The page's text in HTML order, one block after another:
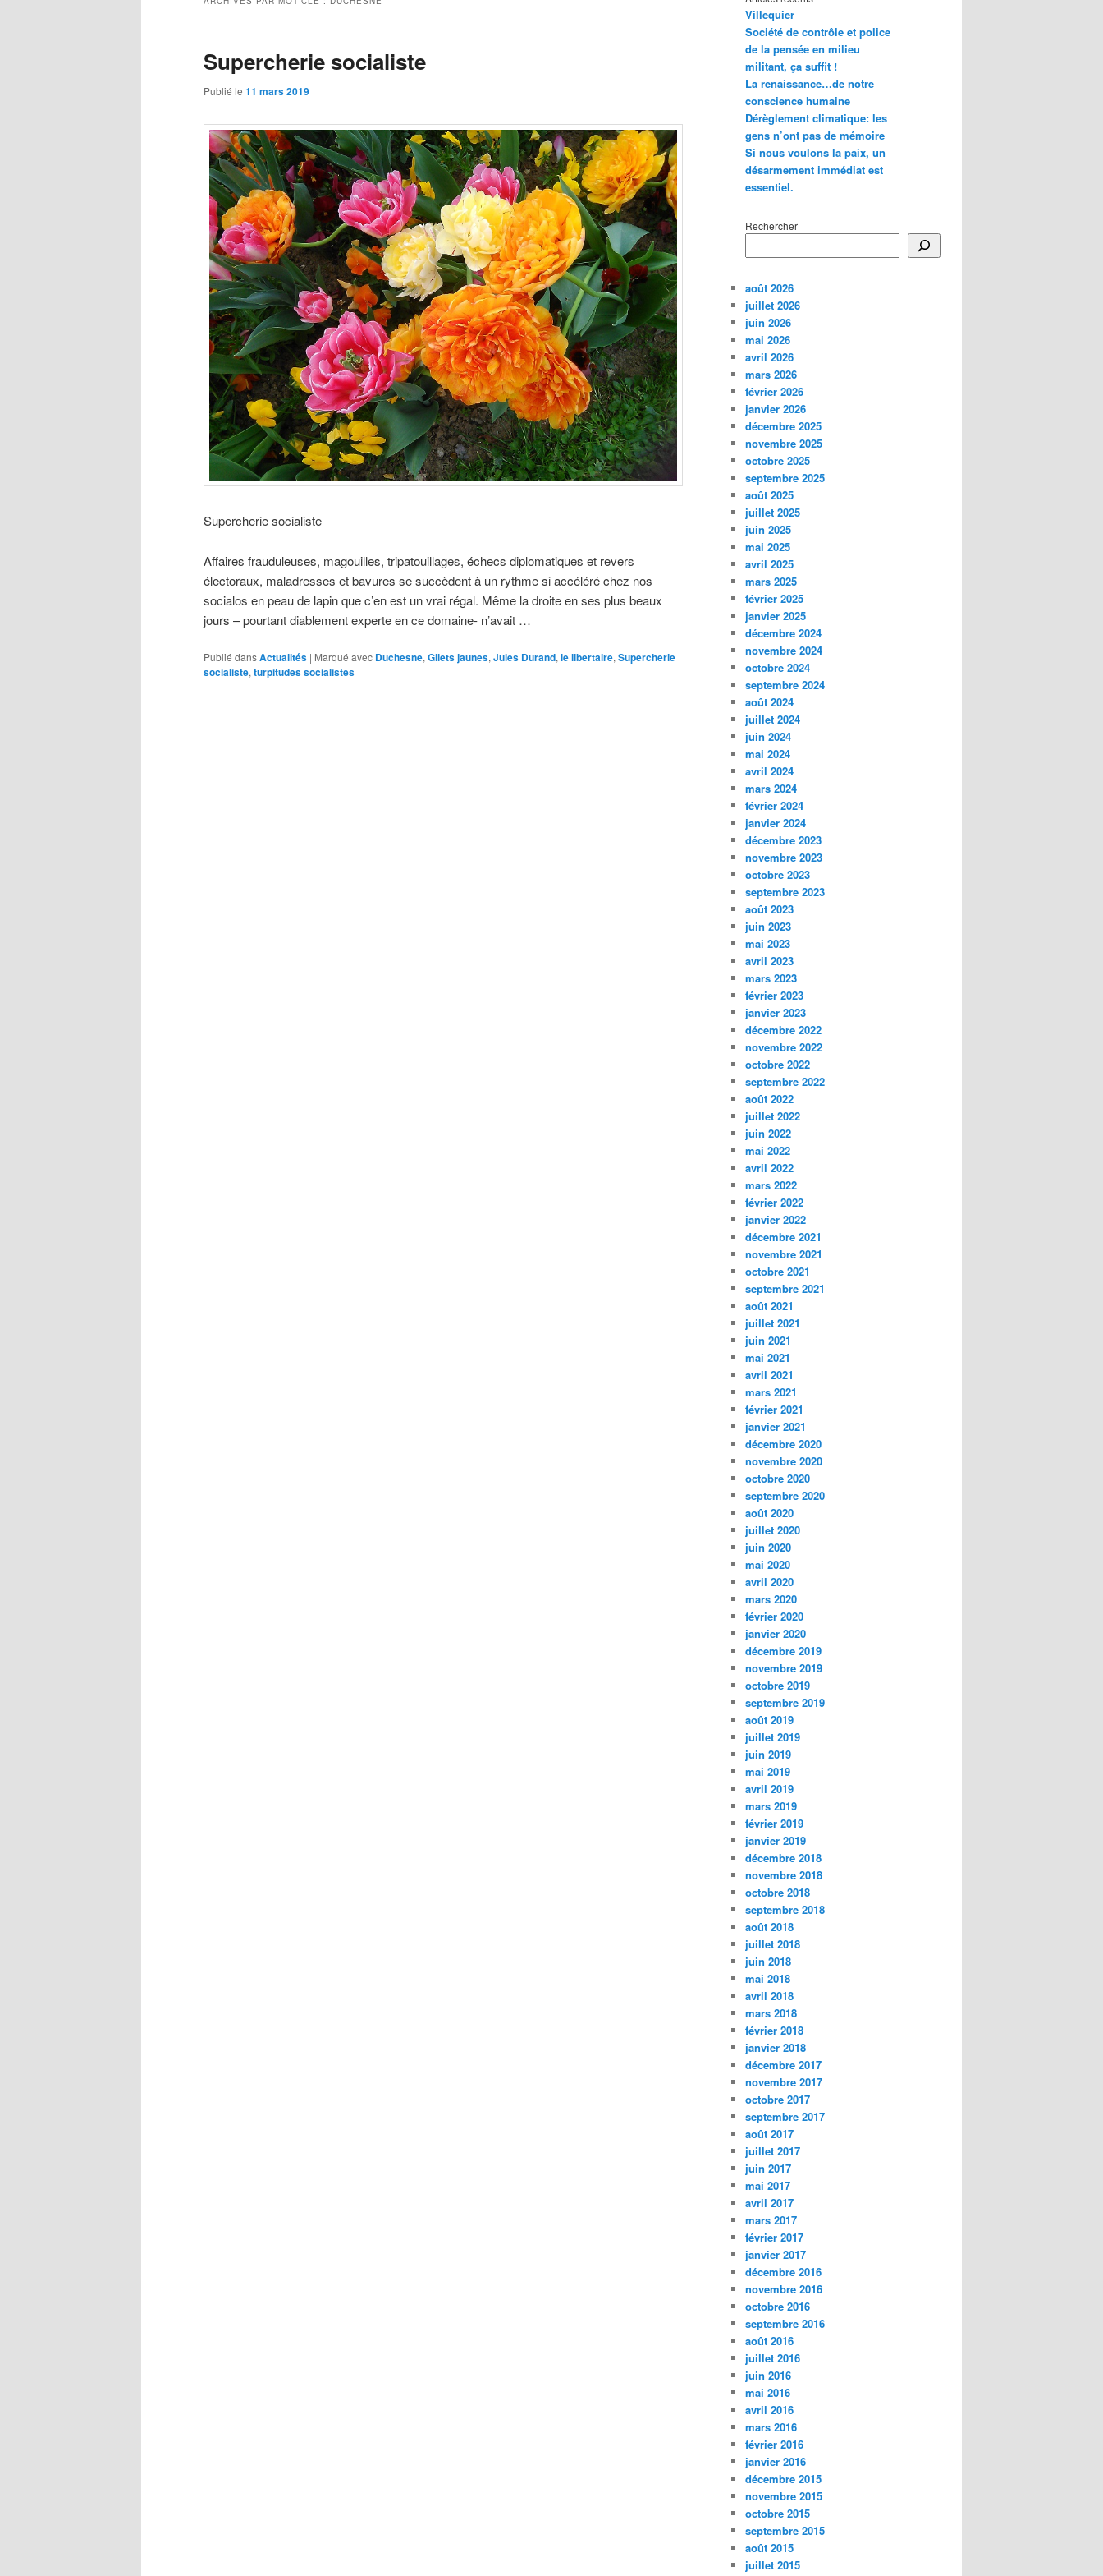
Supercherie socialiste
Publié le 11 mars 2019
Supercherie socialiste
Affaires frauduleuses, magouilles, tripatouillages, échecs diplomatiques et revers
électoraux, maladresses et bavures se succèdent à un rythme si accéléré chez nos
socialos en peau de lapin que c’en est un vrai régal. Même la droite en ses plus beaux
jours – pourtant diablement experte en ce domaine- n’avait …
Publié dansActualités | Marqué avec Duchesne, Gilets jaunes, Jules Durand, le libertaire, Supercherie
socialiste, turpitudes socialistes
Villequier
Société de contrôle et police
de la pensée en milieu
militant, ça suffit !
La renaissance…de notre
conscience humaine
Dérèglement climatique: les
gens n’ont pas de mémoire
Si nous voulons la paix, un
désarmement immédiat est
essentiel.
Rechercher
août 2026
juillet 2026
juin 2026
mai 2026
avril 2026
mars 2026
février 2026
janvier 2026
décembre 2025
novembre 2025
octobre 2025
septembre 2025
août 2025
juillet 2025
juin 2025
mai 2025
avril 2025
mars 2025
février 2025
janvier 2025
décembre 2024
novembre 2024
octobre 2024
septembre 2024
août 2024
juillet 2024
juin 2024
mai 2024
avril 2024
mars 2024
février 2024
janvier 2024
décembre 2023
novembre 2023
octobre 2023
septembre 2023
août 2023
juin 2023
mai 2023
avril 2023
mars 2023
février 2023
janvier 2023
décembre 2022
novembre 2022
octobre 2022
septembre 2022
août 2022
juillet 2022
juin 2022
mai 2022
avril 2022
mars 2022
février 2022
janvier 2022
décembre 2021
novembre 2021
octobre 2021
septembre 2021
août 2021
juillet 2021
juin 2021
mai 2021
avril 2021
mars 2021
février 2021
janvier 2021
décembre 2020
novembre 2020
octobre 2020
septembre 2020
août 2020
juillet 2020
juin 2020
mai 2020
avril 2020
mars 2020
février 2020
janvier 2020
décembre 2019
novembre 2019
octobre 2019
septembre 2019
août 2019
juillet 2019
juin 2019
mai 2019
avril 2019
mars 2019
février 2019
janvier 2019
décembre 2018
novembre 2018
octobre 2018
septembre 2018
août 2018
juillet 2018
juin 2018
mai 2018
avril 2018
mars 2018
février 2018
janvier 2018
décembre 2017
novembre 2017
octobre 2017
septembre 2017
août 2017
juillet 2017
juin 2017
mai 2017
avril 2017
mars 2017
février 2017
janvier 2017
décembre 2016
novembre 2016
octobre 2016
septembre 2016
août 2016
juillet 2016
juin 2016
mai 2016
avril 2016
mars 2016
février 2016
janvier 2016
décembre 2015
novembre 2015
octobre 2015
septembre 2015
août 2015
juillet 2015